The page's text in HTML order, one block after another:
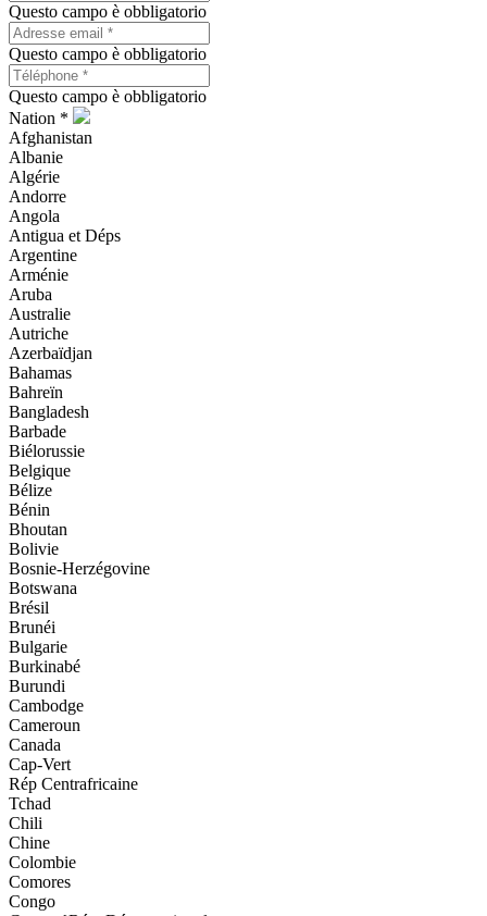
Questo campo è obbligatorio
Questo campo è obbligatorio
Questo campo è obbligatorio
Nation *
Afghanistan
Albanie
Algérie
Andorre
Angola
Antigua et Déps
Argentine
Arménie
Aruba
Australie
Autriche
Azerbaïdjan
Bahamas
Bahreïn
Bangladesh
Barbade
Biélorussie
Belgique
Bélize
Bénin
Bhoutan
Bolivie
Bosnie-Herzégovine
Botswana
Brésil
Brunéi
Bulgarie
Burkinabé
Burundi
Cambodge
Cameroun
Canada
Cap-Vert
Rép Centrafricaine
Tchad
Chili
Chine
Colombie
Comores
Congo